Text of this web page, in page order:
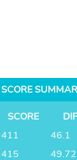
SCORE
SCORE
411
46.1
415
49.72